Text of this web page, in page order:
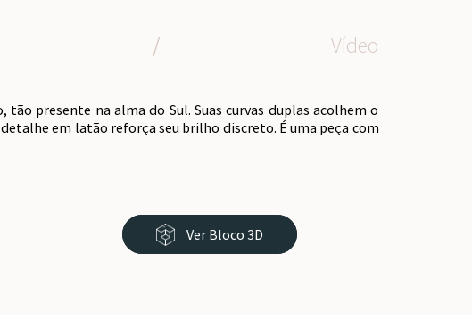
/ Vídeo
presente na alma do Sul. Suas curvas duplas acolhem o
em latão reforça seu brilho discreto. É uma peça com
Ver Bloco 3D